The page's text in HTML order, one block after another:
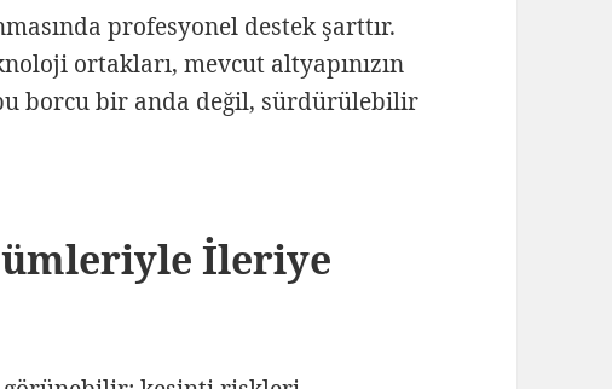
profesyonel destek şarttır.
ortakları, mevcut altyapınızın
borcu bir anda değil, sürdürülebilir
İleriye